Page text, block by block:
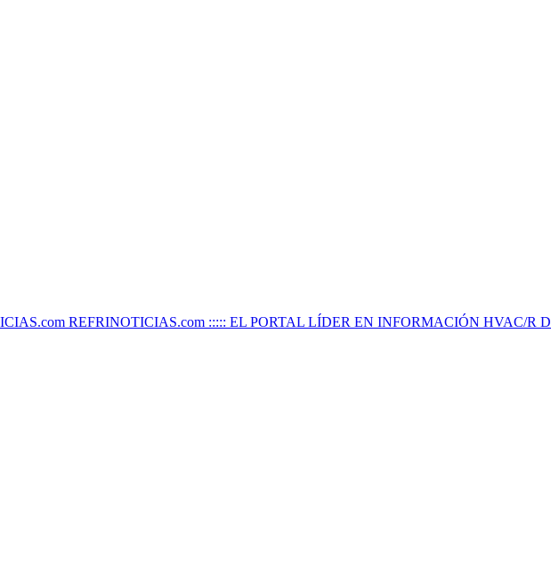
REFRINOTICIAS.com ::::: EL PORTAL LÍDER EN INFORMACIÓN HVAC/R